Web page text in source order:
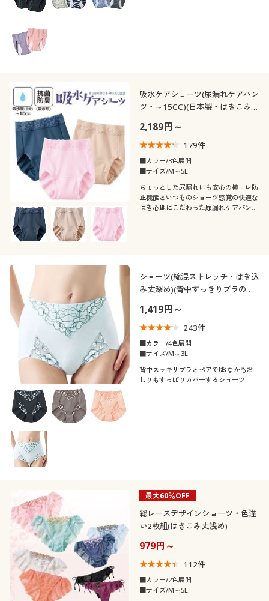
吸水ケアショーツ(尿漏れケアパン
ツ・～15CC)(日本製・はきこみ丈
2,189円～
179件
■カラー/3色展開
■サイズ/M～5L
ちょっとした尿漏れにも安心の横モレ防
止機能といつものショーツ感覚の快適な
はき心地にこだわった尿漏れケアパン
ショーツ(綿混ストレッチ・はき込
み丈深め)(背中すっきりブラのコ
1,419円～
243件
■カラー/4色展開
■サイズ/M～3L
背中スッキリブラとペアで!おなかもお
しりもすっぽりカバーするショーツ
最大60％OFF
総レースデザインショーツ・色違
い2枚組(はきこみ丈浅め)
979円～
112件
■カラー/2色展開
■サイズ/M～5L